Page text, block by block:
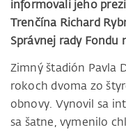
informovali jeho
Trenčína Richard
Správnej rady Fondu
Zimný štadión Pavla
rokoch dvoma zo
obnovy. Vynovil sa
sa šatne, vymenilo